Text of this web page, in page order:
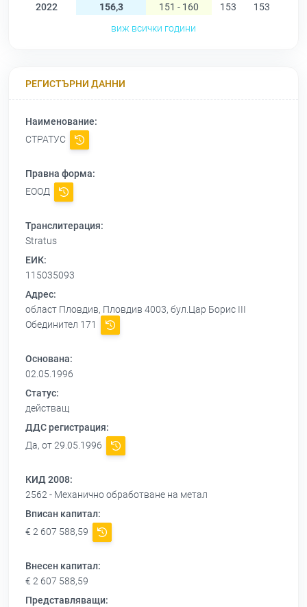
2022 156,3 151 - 160 153 153
виж всички години
РЕГИСТЪРНИ ДАННИ
Наименование:
СТРАТУС
Правна форма:
ЕООД
Транслитерация:
Stratus
ЕИК:
115035093
Адрес:
област Пловдив, Пловдив 4003, бул.Цар Борис III
Обединител 171
Основана:
02.05.1996
Статус:
действащ
ДДС регистрация:
Да, от 29.05.1996
КИД 2008:
2562 - Механично обработване на метал
Вписан капитал:
€ 2 607 588,59
Внесен капитал:
€ 2 607 588,59
Представляващи: